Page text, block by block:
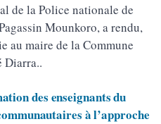
de la Police nationale de
Mounkoro, a rendu,
au maire de la Commune
Diarra..
des enseignants du
à l’approche